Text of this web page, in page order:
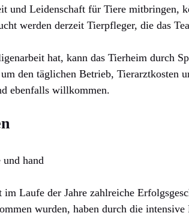
und Leidenschaft für Tiere mitbringen,
werden derzeit Tierpfleger, die das
hat, kann das Tierheim durch
den täglichen Betrieb, Tierarztkosten
ebenfalls willkommen.
Laufe der Jahre zahlreiche
wurden, haben durch die